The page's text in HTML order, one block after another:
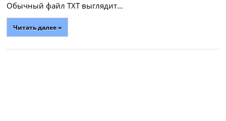
Обычный файл TXT выглядит…
Читать далее »